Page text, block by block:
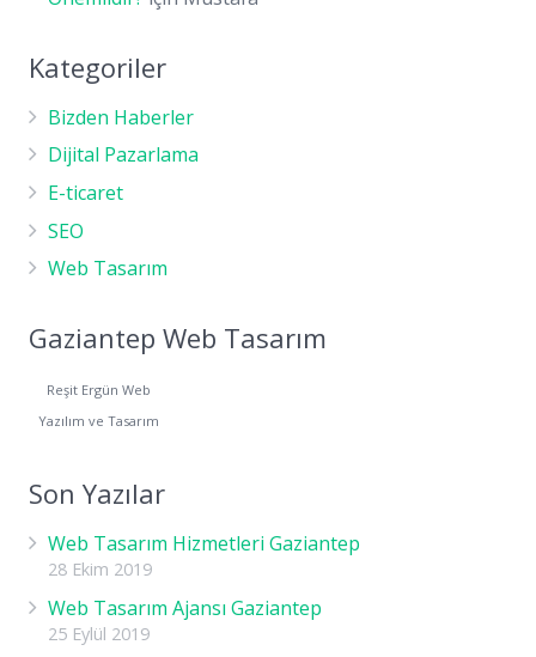
Kategoriler
Bizden Haberler
Dijital Pazarlama
E-ticaret
SEO
Web Tasarım
Gaziantep Web Tasarım
Reşit Ergün Web
Yazılım ve Tasarım
Son Yazılar
Web Tasarım Hizmetleri Gaziantep
28 Ekim 2019
Web Tasarım Ajansı Gaziantep
25 Eylül 2019